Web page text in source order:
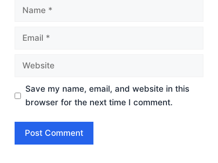
Name
Email
Website
Save my name, email, and website in this
browser for the next time I comment.